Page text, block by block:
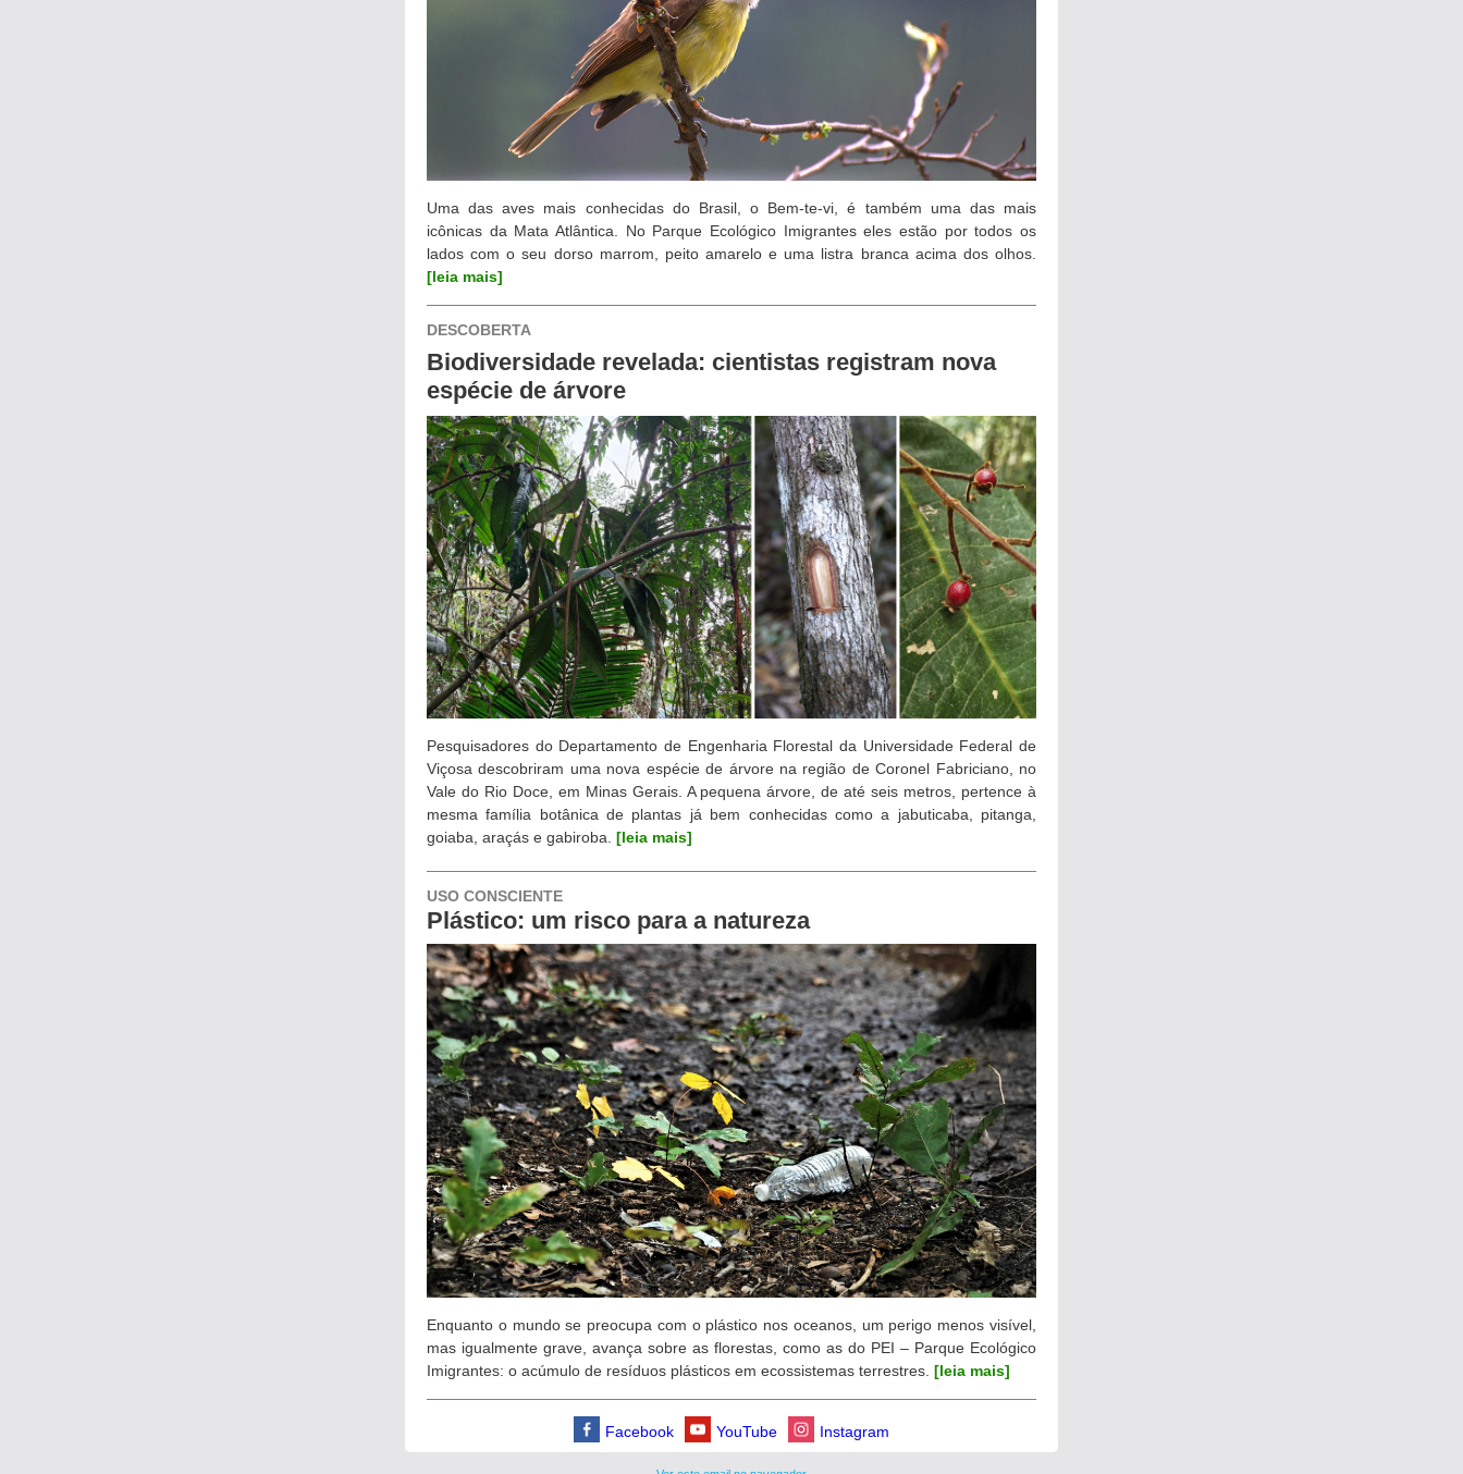
Uma das aves mais conhecidas do Brasil, o Bem-te-vi, é também uma das mais
icônicas da Mata Atlântica. No Parque Ecológico Imigrantes eles estão por todos os
lados com o seu dorso marrom, peito amarelo e uma listra branca acima dos olhos.
[leia mais]
DESCOBERTA
Biodiversidade revelada: cientistas registram nova
espécie de árvore
Pesquisadores do Departamento de Engenharia Florestal da Universidade Federal de
Viçosa descobriram uma nova espécie de árvore na região de Coronel Fabriciano, no
Vale do Rio Doce, em Minas Gerais. A pequena árvore, de até seis metros, pertence à
mesma família botânica de plantas já bem conhecidas como a jabuticaba, pitanga,
goiaba, araçás e gabiroba. [leia mais]
USO CONSCIENTE
Plástico: um risco para a natureza
Enquanto o mundo se preocupa com o plástico nos oceanos, um perigo menos visível,
mas igualmente grave, avança sobre as florestas, como as do PEI – Parque Ecológico
Imigrantes: o acúmulo de resíduos plásticos em ecossistemas terrestres. [leia mais]
Facebook YouTube Instagram